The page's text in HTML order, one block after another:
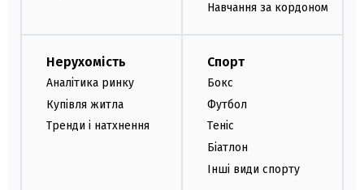
Навчання за кордоном
Нерухомість
Аналітика ринку
Купівля житла
Тренди і натхнення
Спорт
Бокс
Футбол
Теніс
Біатлон
Інші види спорту